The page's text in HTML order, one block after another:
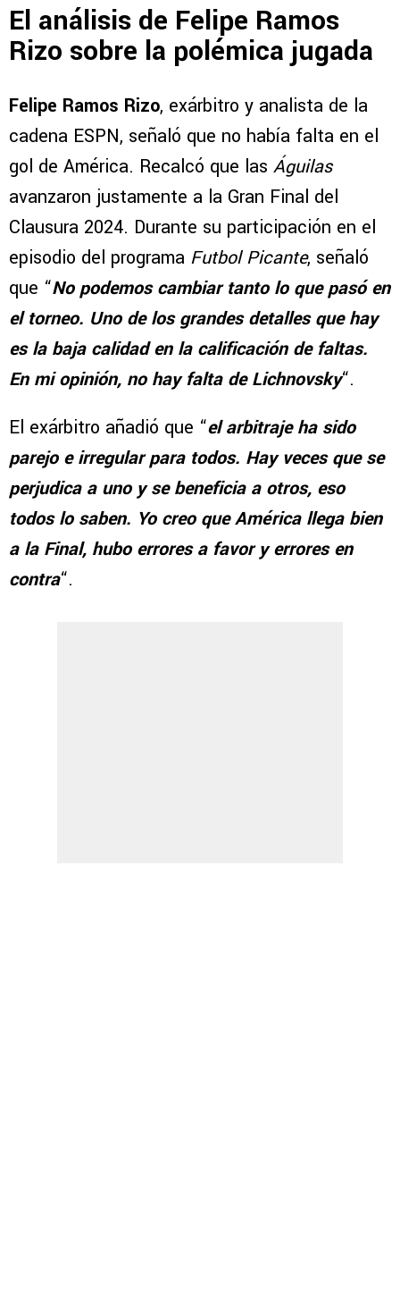
El análisis de Felipe Ramos
Rizo sobre la polémica jugada
Felipe Ramos Rizo, exárbitro y analista de la
cadena ESPN, señaló que no había falta en el
gol de América. Recalcó que las Águilas
avanzaron justamente a la Gran Final del
Clausura 2024. Durante su participación en el
episodio del programa Futbol Picante, señaló
que “No podemos cambiar tanto lo que pasó en
el torneo. Uno de los grandes detalles que hay
es la baja calidad en la calificación de faltas.
En mi opinión, no hay falta de Lichnovsky“.
El exárbitro añadió que “el arbitraje ha sido
parejo e irregular para todos. Hay veces que se
perjudica a uno y se beneficia a otros, eso
todos lo saben. Yo creo que América llega bien
a la Final, hubo errores a favor y errores en
contra“.